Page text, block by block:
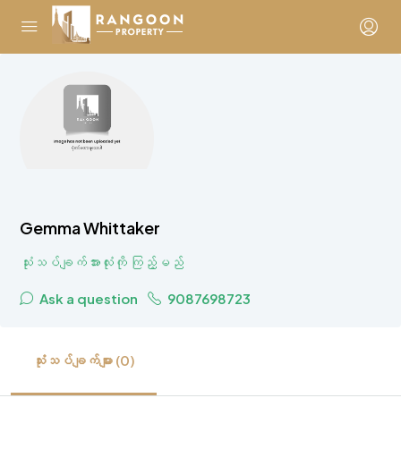
Gemma Whittaker
သုံးသပ်ချက်အားလုံးကို ကြည့်မည်
Ask a question 9087698723
သုံးသပ်ချက်များ (0)